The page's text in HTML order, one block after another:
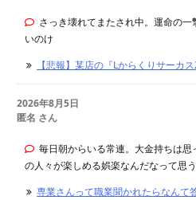
さっき壊れてまたされ中。運命の
いのけ
【悲報】某店の『Lからくりサーカ
2026年8月5日
匿名 さん
毎日朝からいる常連。大金持ちは
の人々が楽しめる娯楽なんだなって思う
専業さんって職業聞かれたらなんて